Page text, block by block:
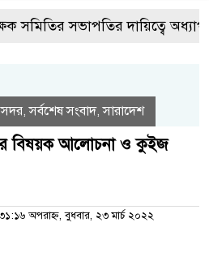
সমিতির সভাপতির দায়িত্বে
সদর,সর্বশেষ সংবাদ,সারাদেশ
বিষয়ক আলোচনা ও কুইজ
অপরাহ্ন, বুধবার, ২৩ মার্চ ২০২২